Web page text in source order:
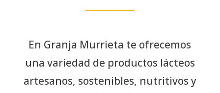
En Granja Murrieta te ofrecemos
una variedad de productos lácteos
artesanos, sostenibles, nutritivos y